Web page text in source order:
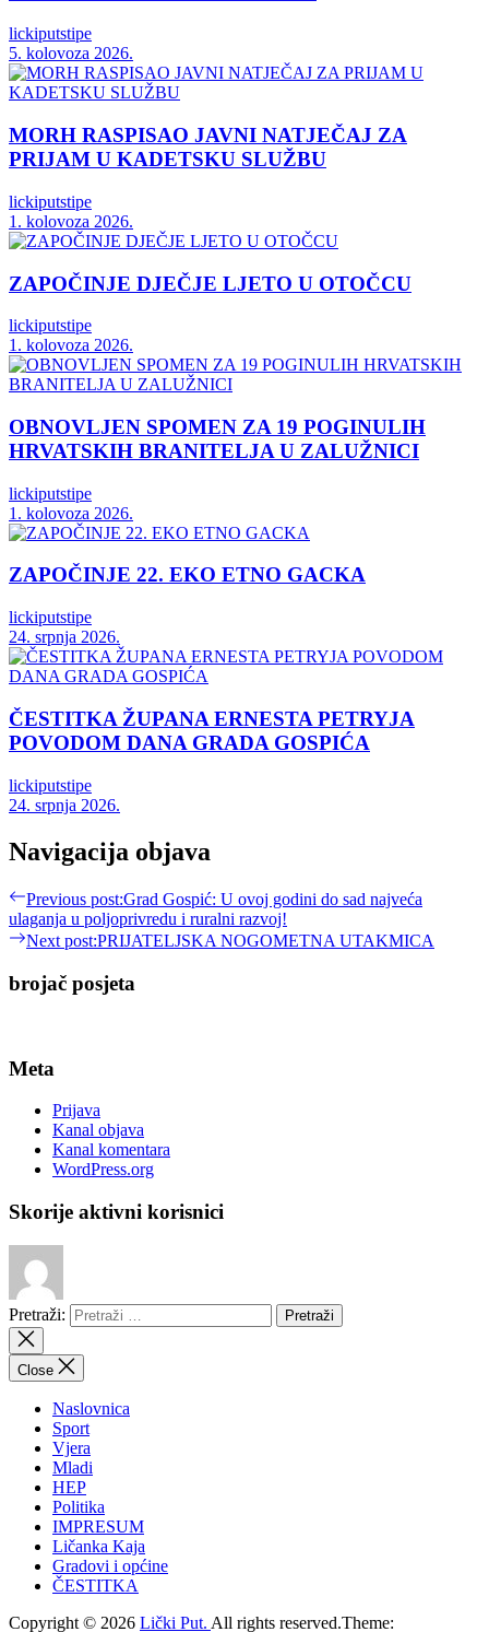
lickiputstipe
5. kolovoza 2026.
MORH RASPISAO JAVNI NATJEČAJ ZA
PRIJAM U KADETSKU SLUŽBU
lickiputstipe
1. kolovoza 2026.
ZAPOČINJE DJEČJE LJETO U OTOČCU
lickiputstipe
1. kolovoza 2026.
OBNOVLJEN SPOMEN ZA 19 POGINULIH
HRVATSKIH BRANITELJA U ZALUŽNICI
lickiputstipe
1. kolovoza 2026.
ZAPOČINJE 22. EKO ETNO GACKA
lickiputstipe
24. srpnja 2026.
ČESTITKA ŽUPANA ERNESTA PETRYJA
POVODOM DANA GRADA GOSPIĆA
lickiputstipe
24. srpnja 2026.
Navigacija objava
Previous post:Grad Gospić: U ovoj godini do sad najveća
ulaganja u poljoprivredu i ruralni razvoj!
Next post:PRIJATELJSKA NOGOMETNA UTAKMICA
brojač posjeta
Meta
Prijava
Kanal objava
Kanal komentara
WordPress.org
Skorije aktivni korisnici
Pretraži:
Close
Naslovnica
Sport
Vjera
Mladi
HEP
Politika
IMPRESUM
Ličanka Kaja
Gradovi i općine
ČESTITKA
Copyright © 2026 Lički Put. All rights reserved.Theme: